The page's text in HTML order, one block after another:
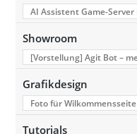
Showroom
Grafikdesign
Foto für Wilkommensseite
Tutorials